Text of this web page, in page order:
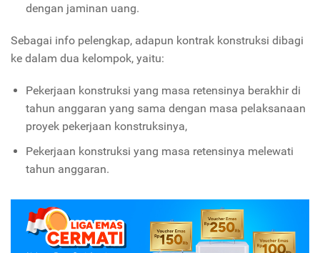
dengan jaminan uang.
Sebagai info pelengkap, adapun kontrak konstruksi dibagi
ke dalam dua kelompok, yaitu:
Pekerjaan konstruksi yang masa retensinya berakhir di
tahun anggaran yang sama dengan masa pelaksanaan
proyek pekerjaan konstruksinya,
Pekerjaan konstruksi yang masa retensinya melewati
tahun anggaran.